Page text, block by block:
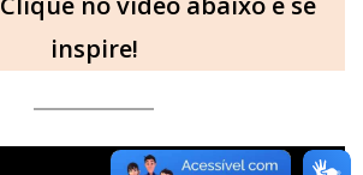
inspire!